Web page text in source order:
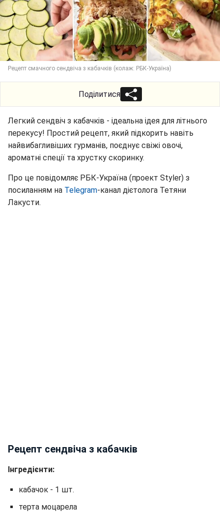
Рецепт смачного сендвіча з кабачків (колаж: РБК-Україна)
Поділитися
Легкий сендвіч з кабачків - ідеальна ідея для літнього
перекусу! Простий рецепт, який підкорить навіть
найвибагливіших гурманів, поєднує свіжі овочі,
ароматні спеції та хрустку скоринку.
Про це повідомляє РБК-Україна (проект Styler) з
посиланням на Telegram-канал дієтолога Тетяни
Лакусти.
Рецепт сендвіча з кабачків
Інгредієнти:
кабачок - 1 шт.
терта моцарела